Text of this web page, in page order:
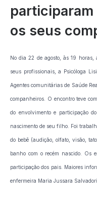
os seus
No dia 22 de agosto, às 19
seus profissionais, a Psicóloga
Agentes comunitárias de Saúde
companheiros. O encontro teve
do envolvimento e participação
nascimento de seu filho. Foi
do bebê (audição, olfato, visão,
banho com o recém nascido. Os
participação dos pais. Maiores
enfermeira Maria Jussara